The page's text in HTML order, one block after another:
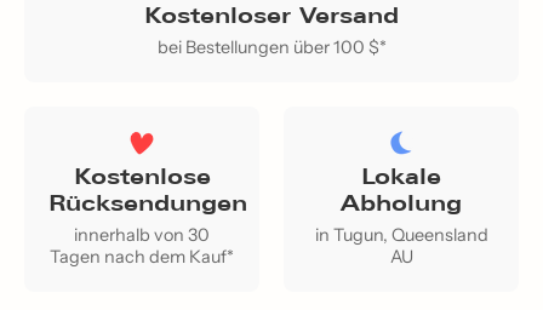
Kostenloser Versand
bei Bestellungen über 100 $*
Kostenlose
Rücksendungen
innerhalb von 30
Tagen nach dem Kauf*
Lokale
Abholung
in Tugun, Queensland
AU